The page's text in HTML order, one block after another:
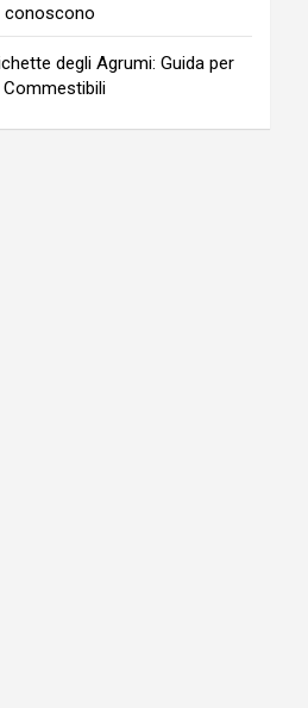
conoscono
degli Agrumi: Guida per